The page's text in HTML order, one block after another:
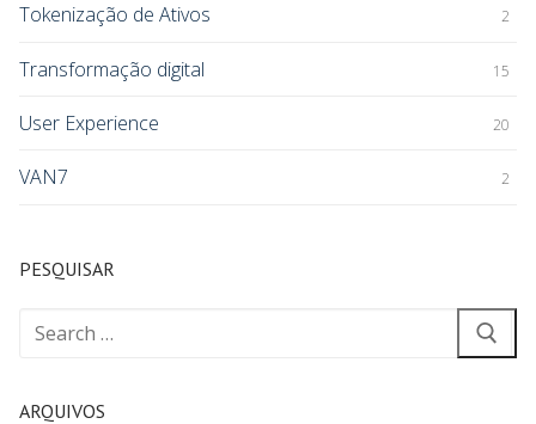
Tokenização de Ativos 2
Transformação digital 15
User Experience 20
VAN7 2
PESQUISAR
ARQUIVOS